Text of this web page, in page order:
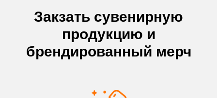
Закзать сувенирную
продукцию и
брендированный мерч